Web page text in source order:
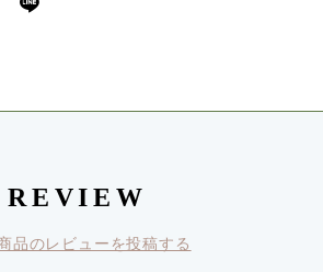
REVIEW
品のレビューを投稿する